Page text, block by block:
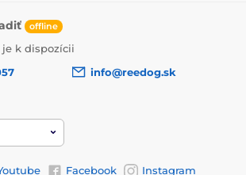
offline
je k dispozícii
info@reedog.sk
Facebook Instagram